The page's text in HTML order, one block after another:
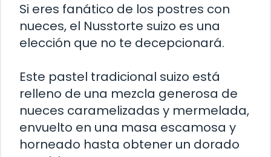
Si eres fanático de los postres con
nueces, el Nusstorte suizo es una
elección que no te decepcionará.
Este pastel tradicional suizo está
relleno de una mezcla generosa de
nueces caramelizadas y mermelada,
envuelto en una masa escamosa y
horneado hasta obtener un dorado